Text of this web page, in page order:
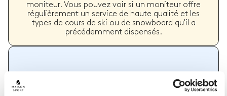
moniteur. Vous pouvez voir si un moniteur offre
régulièrement un service de haute qualité et les
types de cours de ski ou de snowboard qu'il a
précédemment dispensés.
Comment réserver